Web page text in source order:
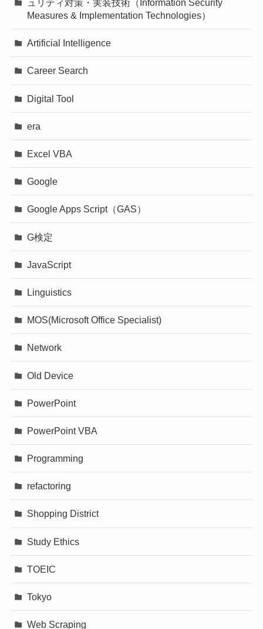
ュリティ対策・実装技術（Information Security
Measures & Implementation Technologies）
Artificial Intelligence
Career Search
Digital Tool
era
Excel VBA
Google
Google Apps Script（GAS）
G検定
JavaScript
Linguistics
MOS(Microsoft Office Specialist)
Network
Old Device
PowerPoint
PowerPoint VBA
Programming
refactoring
Shopping District
Study Ethics
TOEIC
Tokyo
Web Scraping